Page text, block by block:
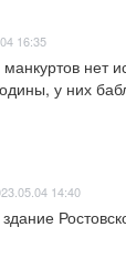
16:35
нет
у них
14:40